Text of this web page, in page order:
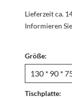
Lieferzeit ca.
Informieren
Größe:
Tischplatte: